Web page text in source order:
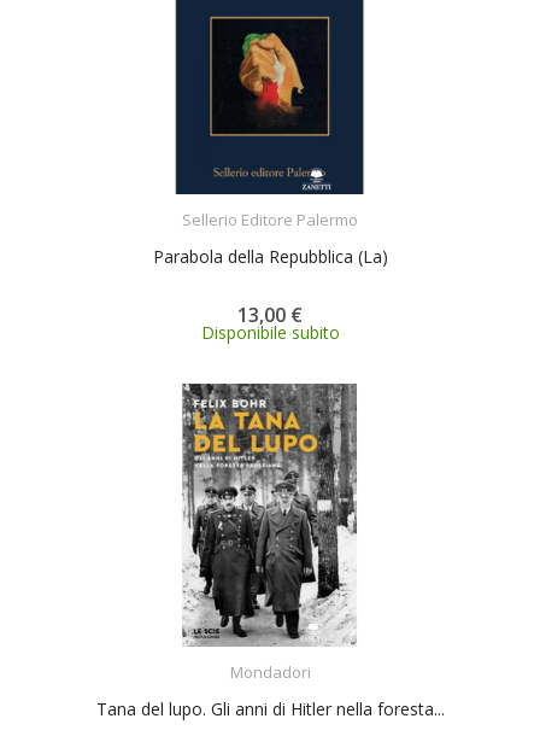
Sellerio Editore Palermo
Parabola della Repubblica (La)
13,00 €
Disponibile subito
Mondadori
Tana del lupo. Gli anni di Hitler nella foresta...